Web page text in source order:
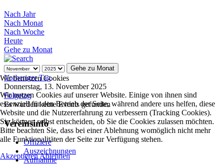
Nach Jahr
Nach Monat
Nach Woche
Heute
Gehe zu Monat
Gehe zu Monat
Vorheriger Tag
Donnerstag, 13. November 2025
Folgetag
Es wurden keine Events gefunden
Vereinsinfo
Offiziere
Auszeichnungen
Aufnahme
Wir benutzen Cookies
Wir nutzen Cookies auf unserer Website. Einige von ihnen sind
essenziell für den Betrieb der Seite, während andere uns helfen, diese
Website und die Nutzererfahrung zu verbessern (Tracking Cookies).
Sie können selbst entscheiden, ob Sie die Cookies zulassen möchten.
Bitte beachten Sie, dass bei einer Ablehnung womöglich nicht mehr
alle Funktionalitäten der Seite zur Verfügung stehen.
AkzeptierenAblehnen